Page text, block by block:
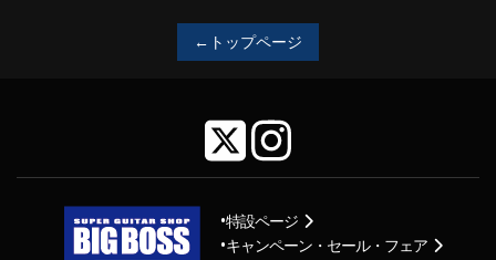
←トップページ
特設ページ
キャンペーン・セール・フェア